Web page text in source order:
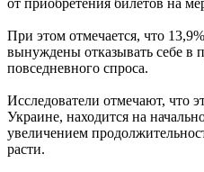
При этом отмечается, что
вынуждены отказывать себе в
повседневного спроса.
Исследователи отмечают, что
Украине, находится на
увеличением
расти.